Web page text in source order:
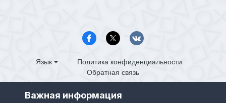
Язык
Политика конфиденциальности
Обратная связь
Powered by Invision Community
Важная информация